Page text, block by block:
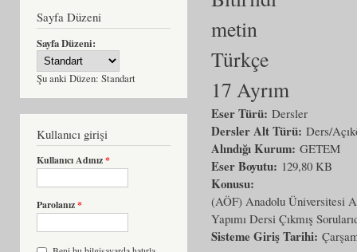
Sayfa Düzeni
Sayfa Düzeni:
Şu anki Düzen: Standart
Kullanıcı girişi
Kullanıcı Adınız*
Parolanız*
metin
Türkçe
17 Ayrım
Eser Türü: Dersler
Dersler Alt Türü: Ders/
Alındığı Kurum: GETEM
Eser Boyutu: 129,80 KB
Konusu:
(AÖF) Anadolu Üniversitesi
Yapımı Dersi Çıkmış
Sisteme Giriş Tarihi: